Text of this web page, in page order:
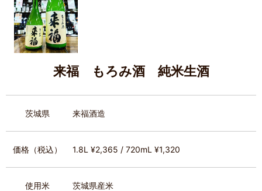
来福 もろみ酒 純米生酒
茨城県 来福酒造
価格（税込） 1.8L ¥2,365 / 720mL ¥1,320
使用米 茨城県産米